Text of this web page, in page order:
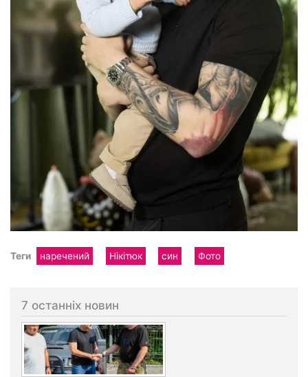
Теги наречений Нікітюк син Фото
7 останніх новин